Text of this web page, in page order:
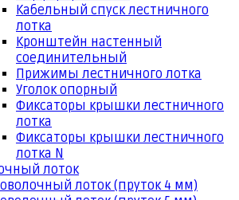
Кабельный спуск лестничного
лотка
Кронштейн настенный
соединительный
Прижимы лестничного лотка
Уголок опорный
Фиксаторы крышки лестничного
лотка
Фиксаторы крышки лестничного
лотка N
лоток
лоток (пруток 4 мм)